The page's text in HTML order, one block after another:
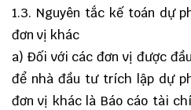
1.3. Nguyên tắc kế toán dự
đơn vị khác
a) Đối với các đơn vị được
để nhà đầu tư trích lập dự
đơn vị khác là Báo cáo tài